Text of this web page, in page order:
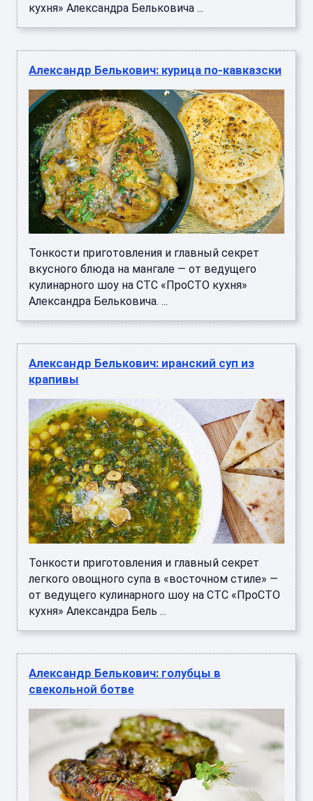
кухня» Александра Бельковича ...
Александр Белькович: курица по-кавказски
Тонкости приготовления и главный секрет
вкусного блюда на мангале — от ведущего
кулинарного шоу на СТС «ПроСТО кухня»
Александра Бельковича. ...
Александр Белькович: иранский суп из
крапивы
Тонкости приготовления и главный секрет
легкого овощного супа в «восточном стиле» —
от ведущего кулинарного шоу на СТС «ПроСТО
кухня» Александра Бель ...
Александр Белькович: голубцы в
свекольной ботве